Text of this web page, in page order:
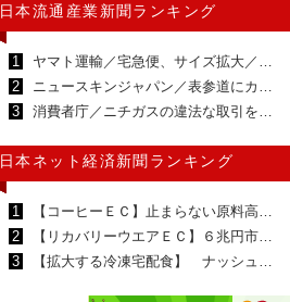
日本流通産業新聞ランキング
1
ヤマト運輸／宅急便、サイズ拡大／…
2
ニュースキンジャパン／表参道にカ…
3
消費者庁／ニチガスの違法な取引を…
日本ネット経済新聞ランキング
1
【コーヒーＥＣ】止まらない原料高…
2
【リカバリーウエアＥＣ】６兆円市…
3
【拡大する冷凍宅配食】 ナッシュ…